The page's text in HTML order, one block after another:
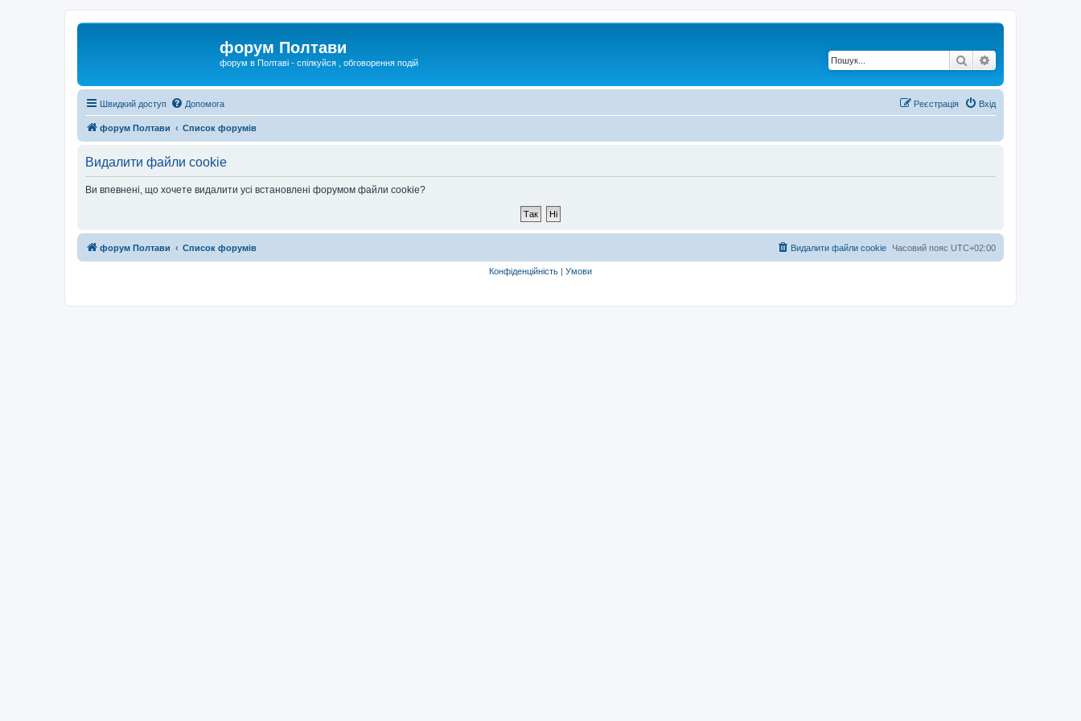
форум Полтави
форум в Полтаві - спілкуйся , обговорення подій Пошук
Швидкий доступ Допомога Вхід
Реєстрація
форум Полтави Список форумів
Видалити файли cookie
Ви впевнені, що хочете видалити усі встановлені форумом файли cookie?
форум Полтави Список форумів Часовий пояс UTC+02:00
Видалити файли cookie
Конфіденційність | Умови